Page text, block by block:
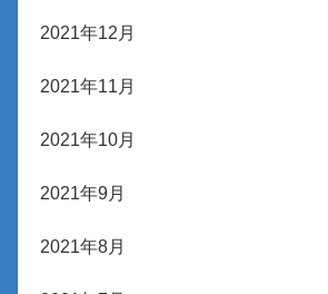
2021年12月
2021年11月
2021年10月
2021年9月
2021年8月